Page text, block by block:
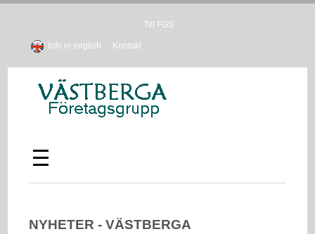
Till FGS
Info in english Kontakt
NYHETER - VÄSTBERGA